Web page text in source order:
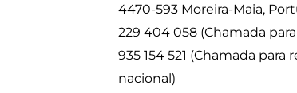
4470-593 Moreira-Maia,
229 404 058 (Chamada
935 154 521 (Chamada para
nacional)